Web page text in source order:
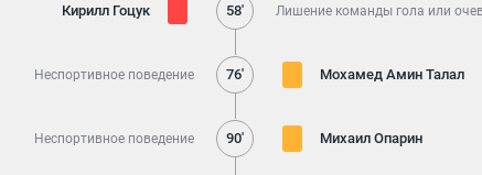
Кирилл Гоцук 58' Лишение команды гола или
Неспортивное поведение 76' Мохамед Амин Талал
Неспортивное поведение 90' Михаил Опарин